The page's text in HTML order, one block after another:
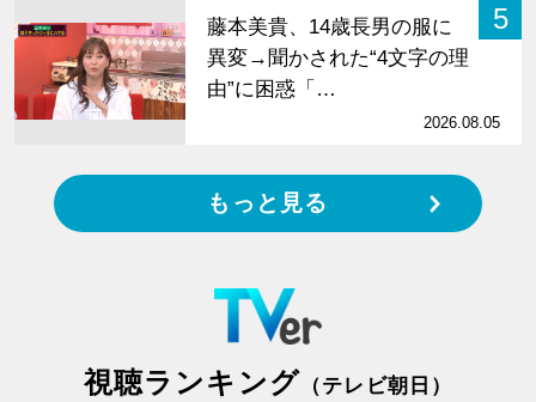
5
藤本美貴、14歳長男の服に
異変→聞かされた“4文字の理
由”に困惑「…
2026.08.05
もっと見る
視聴ランキング （テレビ朝日）